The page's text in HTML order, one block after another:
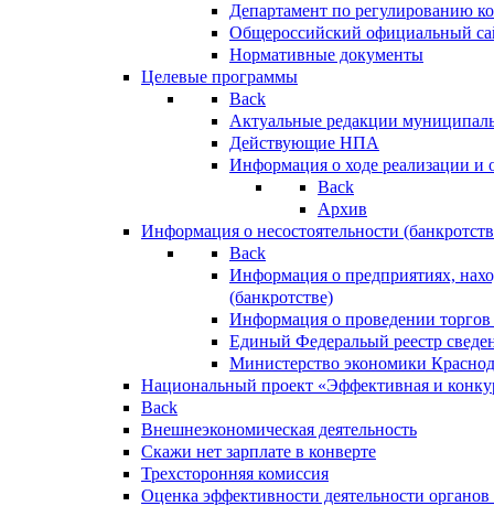
Департамент по регулированию
Общероссийский официальный
Нормативные документы
Целевые программы
Back
Актуальные редакции
Действующие НПА
Информация о ходе реализации
Back
Архив
Информация о несостоятельности
Back
Информация о предприятиях,
(банкротстве)
Информация о проведении
Единый Федеральый реестр
Министерство экономики
Национальный проект «Эффективная и
Back
Внешнеэкономическая деятельность
Скажи нет зарплате в конверте
Трехсторонняя комиссия
Оценка эффективности деятельности